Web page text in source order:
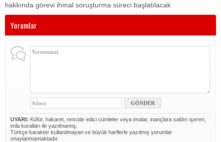
hakkında görevi ihmal soruşturma süreci başlatılacak.
Yorumlar
UYARI: Küfür, hakaret, rencide edici cümleler veya imalar, inançlara saldırı içeren,
imla kuralları ile yazılmamış,
Türkçe karakter kullanılmayan ve büyük harflerle yazılmış yorumlar
onaylanmamaktadır.